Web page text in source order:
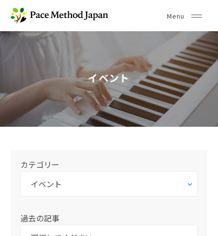
イベント
カテゴリー
過去の記事